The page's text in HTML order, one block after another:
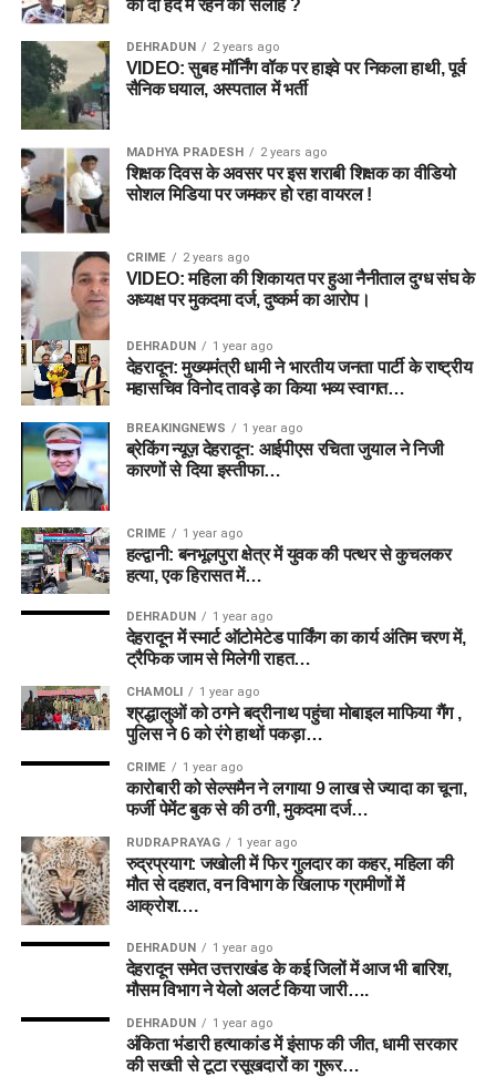
Players to Avoid
Dream11 टीम बनाते समय इन खिलाड़ियों को केवल Grand League
में ही ट्राई करें।
खिलाड़ी Credits
Chris Wood
8
Best Dream11 Team Today
Match 24 (Small League)
Wicketkeepers
Joe Clarke
Donovan Ferreira
Batters
Zak Crawley
Will Smeed
All-rounders
Mitchell Marsh (C)
Mitchell Owen
Rehan Ahmed
Bowlers
Nathan Ellis
Ben Dwarshuis
Usman Tariq (VC)
Abrar Ahmed
को दी हद में रहने की सलाह ?
DEHRADUN 2 years ago
VIDEO: सुबह मॉर्निंग वॉक पर हाइवे पर निकला हाथी, पूर्व
सैनिक घयाल, अस्पताल में भर्ती
MADHYA PRADESH 2 years ago
शिक्षक दिवस के अवसर पर इस शराबी शिक्षक का वीडियो
सोशल मिडिया पर जमकर हो रहा वायरल !
CRIME 2 years ago
VIDEO: महिला की शिकायत पर हुआ नैनीताल दुग्ध संघ के
अध्यक्ष पर मुकदमा दर्ज, दुष्कर्म का आरोप।
DEHRADUN 1 year ago
देहरादून: मुख्यमंत्री धामी ने भारतीय जनता पार्टी के राष्ट्रीय
महासचिव विनोद तावड़े का किया भव्य स्वागत…
BREAKINGNEWS 1 year ago
ब्रेकिंग न्यूज़ देहरादून: आईपीएस रचिता जुयाल ने निजी
कारणों से दिया इस्तीफा…
CRIME 1 year ago
हल्द्वानी: बनभूलपुरा क्षेत्र में युवक की पत्थर से कुचलकर
हत्या, एक हिरासत में…
DEHRADUN 1 year ago
देहरादून में स्मार्ट ऑटोमेटेड पार्किंग का कार्य अंतिम चरण में,
ट्रैफिक जाम से मिलेगी राहत…
CHAMOLI 1 year ago
श्रद्धालुओं को ठगने बद्रीनाथ पहुंचा मोबाइल माफिया गैंग ,
पुलिस ने 6 को रंगे हाथों पकड़ा…
CRIME 1 year ago
कारोबारी को सेल्समैन ने लगाया 9 लाख से ज्यादा का चूना,
फर्जी पेमेंट बुक से की ठगी, मुकदमा दर्ज…
RUDRAPRAYAG 1 year ago
रुद्रप्रयाग: जखोली में फिर गुलदार का कहर, महिला की
मौत से दहशत, वन विभाग के खिलाफ ग्रामीणों में
आक्रोश….
DEHRADUN 1 year ago
देहरादून समेत उत्तराखंड के कई जिलों में आज भी बारिश,
मौसम विभाग ने येलो अलर्ट किया जारी….
DEHRADUN 1 year ago
अंकिता भंडारी हत्याकांड में इंसाफ की जीत, धामी सरकार
की सख्ती से टूटा रसूखदारों का गुरूर…